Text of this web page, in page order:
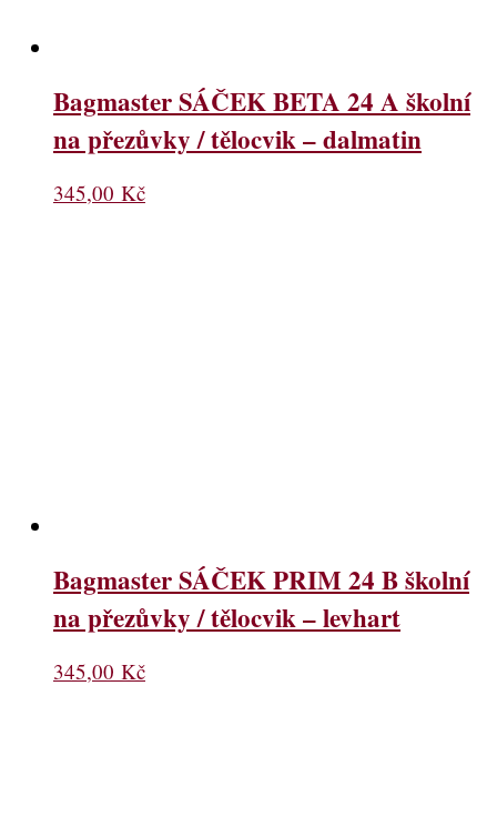
Bagmaster SÁČEK BETA 24 A školní
na přezůvky / tělocvik – dalmatin
345,00 Kč
Bagmaster SÁČEK PRIM 24 B školní
na přezůvky / tělocvik – levhart
345,00 Kč